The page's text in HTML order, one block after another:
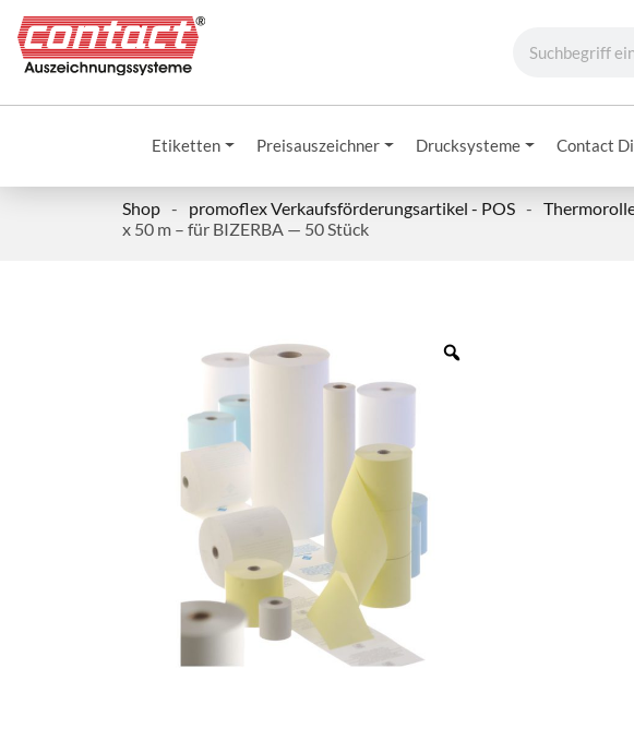
Etiketten Preisauszeichner Drucksysteme Contact
Shop - promoflex Verkaufsförderungsartikel - POS -
x 50 m – für BIZERBA — 50 Stück